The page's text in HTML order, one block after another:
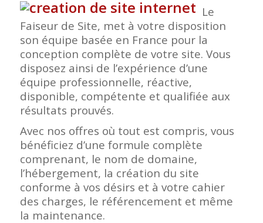
Le
Faiseur de Site, met à votre disposition
son équipe basée en France pour la
conception complète de votre site. Vous
disposez ainsi de l’expérience d’une
équipe professionnelle, réactive,
disponible, compétente et qualifiée aux
résultats prouvés.
Avec nos offres où tout est compris, vous
bénéficiez d’une formule complète
comprenant, le nom de domaine,
l’hébergement, la création du site
conforme à vos désirs et à votre cahier
des charges, le référencement et même
la maintenance.